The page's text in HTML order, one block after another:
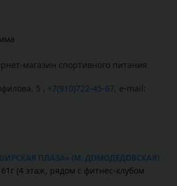
магазин спортивного питания
5 , +7(910)722-45-67, e-mail:
ПЛАЗА» (М. ДОМОДЕДОВСКАЯ)
(4 этаж, рядом с фитнес-клубом